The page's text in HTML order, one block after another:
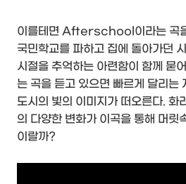
이를테면 Afterschool이라는 곡
국민학교를 파하고 집에 돌아가던
시절을 추억하는 아련함이 함께
는 곡을 듣고 있으면 빠르게 달리는
도시의 빛의 이미지가 떠오른다. 화
의 다양한 변화가 이곡을 통해 머릿
이랄까?